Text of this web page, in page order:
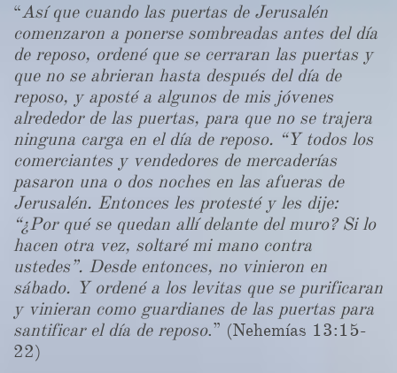
“Así que cuando las puertas de Jerusalén
comenzaron a ponerse sombreadas antes del día
de reposo, ordené que se cerraran las puertas y
que no se abrieran hasta después del día de
reposo, y aposté a algunos de mis jóvenes
alrededor de las puertas, para que no se trajera
ninguna carga en el día de reposo. “Y todos los
comerciantes y vendedores de mercaderías
pasaron una o dos noches en las afueras de
Jerusalén. Entonces les protesté y les dije:
“¿Por qué se quedan allí delante del muro? Si lo
hacen otra vez, soltaré mi mano contra
ustedes”. Desde entonces, no vinieron en
sábado. Y ordené a los levitas que se purificaran
y vinieran como guardianes de las puertas para
santificar el día de reposo.” (Nehemías 13:15-
22)